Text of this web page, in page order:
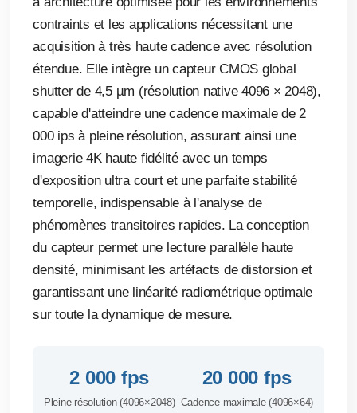
contraints et les applications nécessitant une
acquisition à très haute cadence avec résolution
étendue. Elle intègre un capteur CMOS global
shutter de 4,5 µm (résolution native 4096 × 2048),
capable d'atteindre une cadence maximale de 2
000 ips à pleine résolution, assurant ainsi une
imagerie 4K haute fidélité avec un temps
d'exposition ultra court et une parfaite stabilité
temporelle, indispensable à l'analyse de
phénomènes transitoires rapides. La conception
du capteur permet une lecture parallèle haute
densité, minimisant les artéfacts de distorsion et
garantissant une linéarité radiométrique optimale
sur toute la dynamique de mesure.
2 000 fps
Pleine résolution (4096×2048)
20 000 fps
Cadence maximale (4096×64)